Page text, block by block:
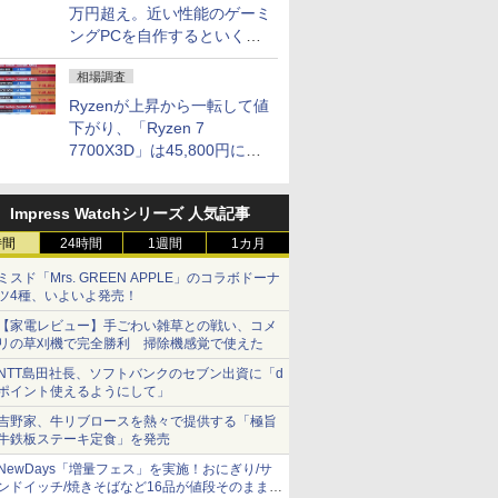
万円超え。近い性能のゲーミ
ングPCを自作するといくら
になる？
相場調査
Ryzenが上昇から一転して値
下がり、「Ryzen 7
7700X3D」は45,800円に急
との価格逆転解消 [8月前半の
CPU価格]
Impress Watchシリーズ 人気記事
24時間 1週間 1カ月
スド「Mrs. GREEN APPLE」のコラボドーナ
4種、いよいよ発売！
家電レビュー】手ごわい雑草との戦い、コメ
の草刈機で完全勝利 掃除機感覚で使えた
島田社長、ソフトバンクのセブン出資に「d
イント使えるようにして」
野家、牛リブロースを熱々で提供する「極旨
鉄板ステーキ定食」を発売
「増量フェス」を実施！おにぎり/サ
ドイッチ/焼きそばなど16品が値段そのままで